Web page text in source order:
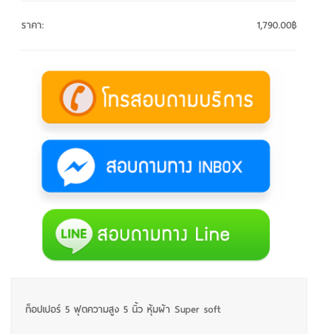
ราคา: 1,790.00฿
ท็อปเปอร์ 5 ฟุตความสูง 5 นิ้ว หุ้มผ้า Super soft